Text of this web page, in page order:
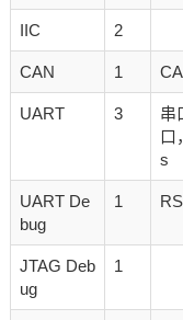
IIC 2
CAN 1
UART 3
串
口
s
UART De
bug
1
JTAG Deb
ug
1